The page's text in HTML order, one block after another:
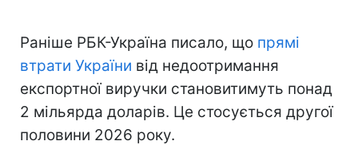
Раніше РБК-Україна писало, що прямі
втрати України від недоотримання
експортної виручки становитимуть понад
2 мільярда доларів. Це стосується другої
половини 2026 року.